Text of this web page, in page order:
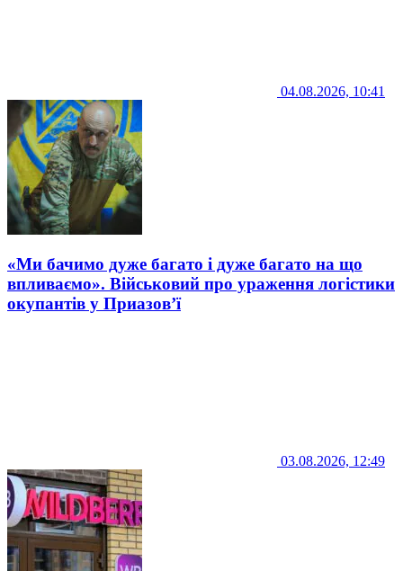
04.08.2026, 10:41
«Ми бачимо дуже багато і дуже багато на що
впливаємо». Військовий про ураження логістики
окупантів у Приазов’ї
03.08.2026, 12:49